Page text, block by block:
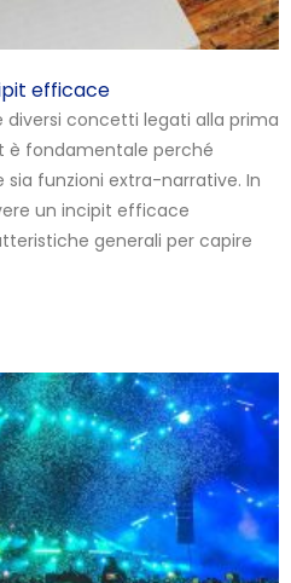
efficace
diversi concetti legati alla prima
è fondamentale perché
funzioni extra-narrative. In
un incipit efficace
generali per capire